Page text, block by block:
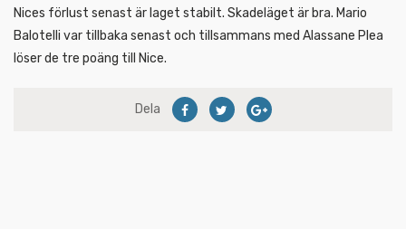
Nices förlust senast är laget stabilt. Skadeläget är bra. Mario
Balotelli var tillbaka senast och tillsammans med Alassane Plea
löser de tre poäng till Nice.
Dela